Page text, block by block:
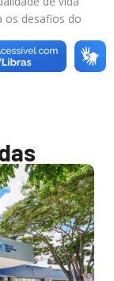
os desafios do